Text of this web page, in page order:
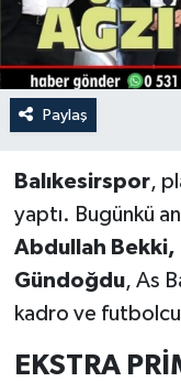
Paylaş
Balıkesirspor,
yaptı. Bugünkü
Abdullah Bekki,
Gündoğdu, As
kadro ve
EKSTRA